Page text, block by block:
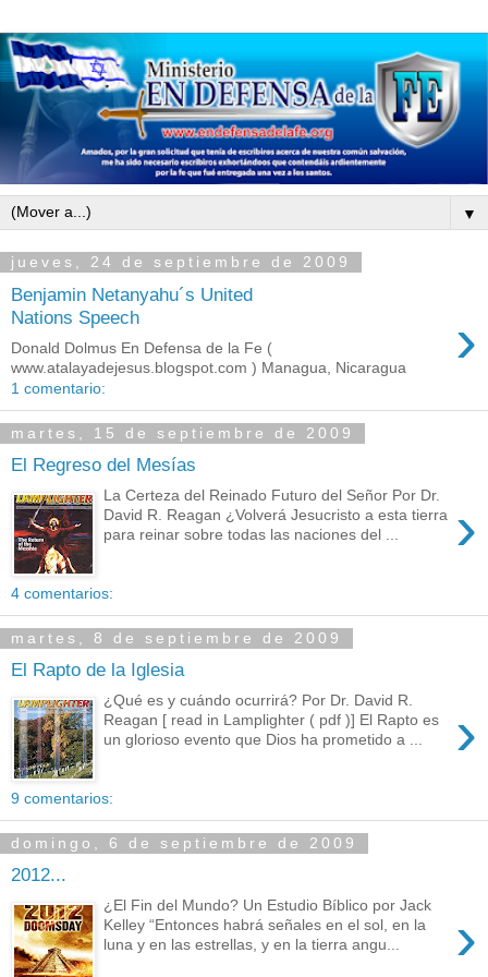
▼
jueves, 24 de septiembre de 2009
Benjamin Netanyahu´s United
Nations Speech
›
Donald Dolmus En Defensa de la Fe (
www.atalayadejesus.blogspot.com ) Managua, Nicaragua
1 comentario:
martes, 15 de septiembre de 2009
El Regreso del Mesías
›
La Certeza del Reinado Futuro del Señor Por Dr.
David R. Reagan ¿Volverá Jesucristo a esta tierra
para reinar sobre todas las naciones del ...
4 comentarios:
martes, 8 de septiembre de 2009
El Rapto de la Iglesia
›
¿Qué es y cuándo ocurrirá? Por Dr. David R.
Reagan [ read in Lamplighter ( pdf )] El Rapto es
un glorioso evento que Dios ha prometido a ...
9 comentarios:
domingo, 6 de septiembre de 2009
2012...
›
¿El Fin del Mundo? Un Estudio Bíblico por Jack
Kelley “Entonces habrá señales en el sol, en la
luna y en las estrellas, y en la tierra angu...